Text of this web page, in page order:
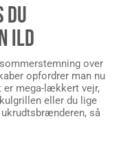
DU
ILD
over
opfordrer man nu
er mega-lækkert vejr,
eller du lige
så